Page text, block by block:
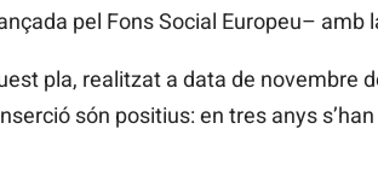
pel Fons Social Europeu– amb
pla, realitzat a data de novembre
són positius: en tres anys